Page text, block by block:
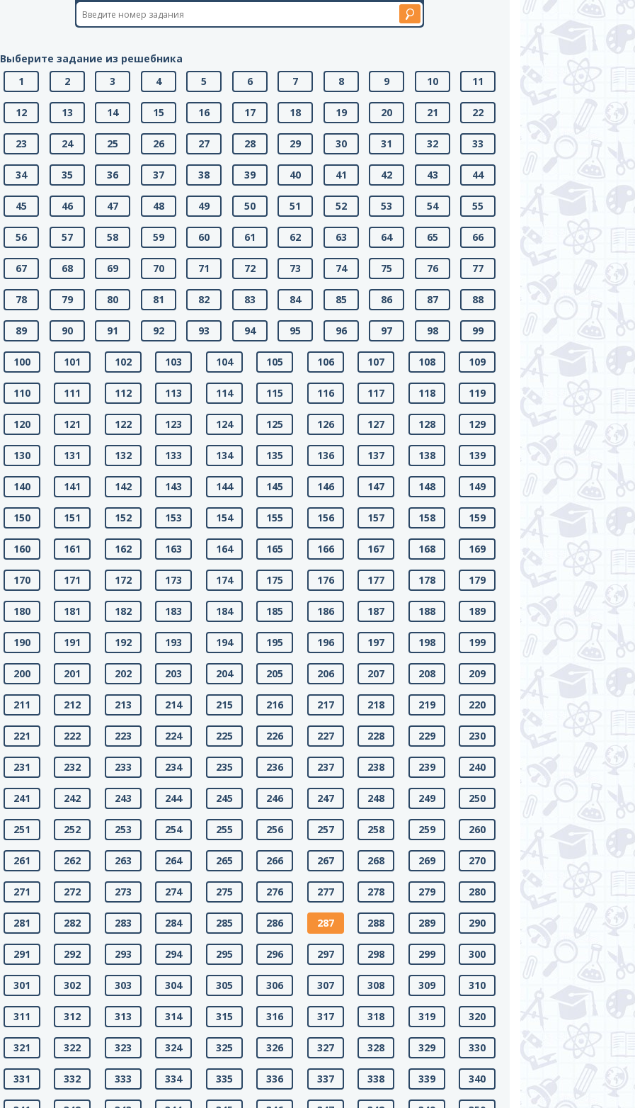
Выберите задание из решебника
1
2 3 4 5 6 7 8 9 10 11
12 13 14 15 16 17 18 19 20 21 22
23 24 25 26 27 28 29 30 31 32 33
34 35 36 37 38 39 40 41 42 43 44
45 46 47 48 49 50 51 52 53 54 55
56 57 58 59 60 61 62 63 64 65 66
67 68 69 70 71 72 73 74 75 76 77
78 79 80 81 82 83 84 85 86 87 88
89 90 91 92 93 94 95 96 97 98 99
100 101 102 103 104 105 106 107 108 109
110 111 112 113 114 115 116 117 118 119
120 121 122 123 124 125 126 127 128 129
130 131 132 133 134 135 136 137 138 139
140 141 142 143 144 145 146 147 148 149
150 151 152 153 154 155 156 157 158 159
160 161 162 163 164 165 166 167 168 169
170 171 172 173 174 175 176 177 178 179
180 181 182 183 184 185 186 187 188 189
190 191 192 193 194 195 196 197 198 199
200 201 202 203 204 205 206 207 208 209
211 212 213 214 215 216 217 218 219 220
221 222 223 224 225 226 227 228 229 230
231 232 233 234 235 236 237 238 239 240
241 242 243 244 245 246 247 248 249 250
251 252 253 254 255 256 257 258 259 260
261 262 263 264 265 266 267 268 269 270
271 272 273 274 275 276 277 278 279 280
281 282 283 284 285 286 287 288 289 290
291 292 293 294 295 296 297 298 299 300
301 302 303 304 305 306 307 308 309 310
311 312 313 314 315 316 317 318 319 320
321 322 323 324 325 326 327 328 329 330
331 332 333 334 335 336 337 338 339 340